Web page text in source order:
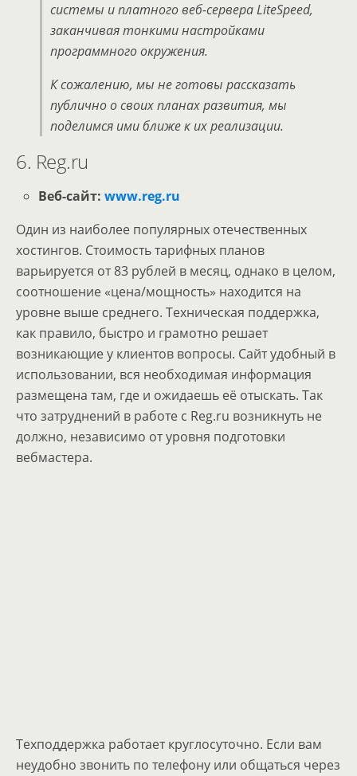
системы и платного веб-сервера LiteSpeed,
заканчивая тонкими настройками
программного окружения.
К сожалению, мы не готовы рассказать
публично о своих планах развития, мы
поделимся ими ближе к их реализации.
6. Reg.ru
Веб-сайт:www.reg.ru
Один из наиболее популярных отечественных
хостингов. Стоимость тарифных планов
варьируется от 83 рублей в месяц, однако в целом,
соотношение «цена/мощность» находится на
уровне выше среднего. Техническая поддержка,
как правило, быстро и грамотно решает
возникающие у клиентов вопросы. Сайт удобный в
использовании, вся необходимая информация
размещена там, где и ожидаешь её отыскать. Так
что затруднений в работе с Reg.ru возникнуть не
должно, независимо от уровня подготовки
вебмастера.
Техподдержка работает круглосуточно. Если вам
неудобно звонить по телефону или общаться через